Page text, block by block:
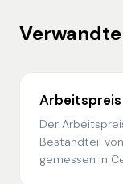
Arbeitspreis
Der
Bestandteil
gemessen in